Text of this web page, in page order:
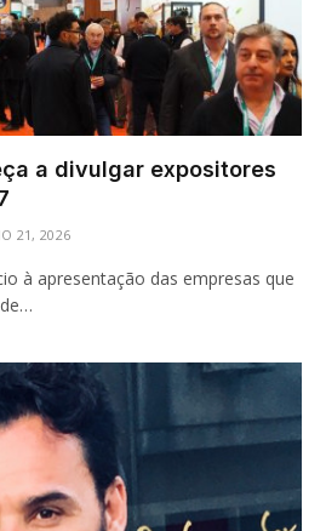
a divulgar expositores
21, 2026
à apresentação das empresas que